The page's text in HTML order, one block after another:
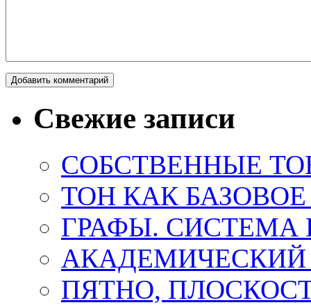
Свежие записи
СОБСТВЕННЫЕ
ТОН КАК
ГРАФЫ. СИСТЕМА
ПЯТНО,